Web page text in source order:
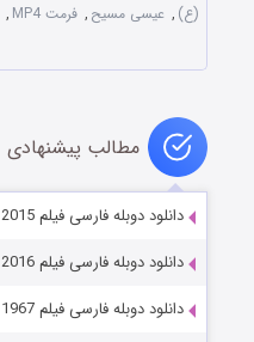
(ع) , عیسی مسیح , فرمت MP4 ,
مطالب پیشنهادی
دانلود دوبله فارسی فیلم Avengers: Age of Ultron 2015
دانلود دوبله فارسی فیلم Happy Bhag Jayegi 2016
دانلود دوبله فارسی فیلم Guess Who’s Coming to Dinner 1967